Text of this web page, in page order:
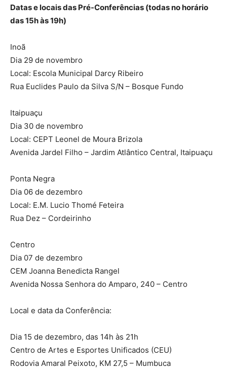
Datas e locais das Pré-Conferências (todas no horário
das 15h às 19h)
Inoã
Dia 29 de novembro
Local: Escola Municipal Darcy Ribeiro
Rua Euclides Paulo da Silva S/N – Bosque Fundo
Itaipuaçu
Dia 30 de novembro
Local: CEPT Leonel de Moura Brizola
Avenida Jardel Filho – Jardim Atlântico Central, Itaipuaçu
Ponta Negra
Dia 06 de dezembro
Local: E.M. Lucio Thomé Feteira
Rua Dez – Cordeirinho
Centro
Dia 07 de dezembro
CEM Joanna Benedicta Rangel
Avenida Nossa Senhora do Amparo, 240 – Centro
Local e data da Conferência:
Dia 15 de dezembro, das 14h às 21h
Centro de Artes e Esportes Unificados (CEU)
Rodovia Amaral Peixoto, KM 27,5 – Mumbuca